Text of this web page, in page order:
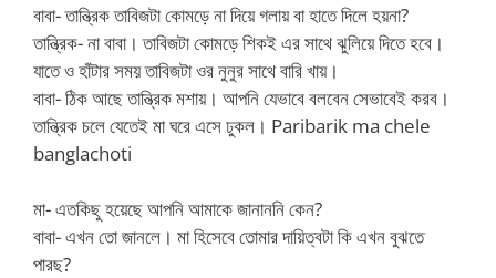
বাবা- তান্ত্রিক তাবিজটা কোমড়ে না দিয়ে গলায় বা হাতে দিলে হয়না?
তান্ত্রিক- না বাবা। তাবিজটা কোমড়ে শিকই এর সাথে ঝুলিয়ে দিতে হবে।
যাতে ও হাঁটার সময় তাবিজটা ওর নুনুর সাথে বারি খায়।
বাবা- ঠিক আছে তান্ত্রিক মশায়। আপনি যেভাবে বলবেন সেভাবেই করব।
তান্ত্রিক চলে যেতেই মা ঘরে এসে ঢুকল। Paribarik ma chele
banglachoti
মা- এতকিছু হয়েছে আপনি আমাকে জানাননি কেন?
বাবা- এখন তো জানলে। মা হিসেবে তোমার দায়িত্বটা কি এখন বুঝতে
পারছ?